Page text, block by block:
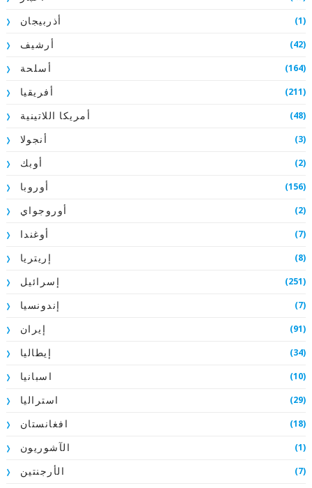
أذربيجان (1)
أرشيف (42)
أسلحة (164)
أفريقيا (211)
أمريكا اللاتينية (48)
أنجولا (3)
أوبك (2)
أوروبا (156)
أوروجواي (2)
أوغندا (7)
إريتريا (8)
إسرائيل (251)
إندونسيا (7)
إيران (91)
إيطاليا (34)
اسبانيا (10)
استراليا (29)
افغانستان (18)
الآشوريون (1)
الأرجنتين (7)